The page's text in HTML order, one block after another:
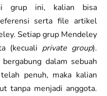
grup ini, kalian bisa
serta file artikel
Setiap grup Mendeley
(kecuali private group).
dalam sebuah
penuh, maka kalian
tanpa menjadi anggota.